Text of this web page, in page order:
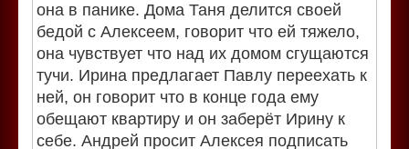
она в панике. Дома Таня делится своей
бедой с Алексеем, говорит что ей тяжело,
она чувствует что над их домом сгущаются
тучи. Ирина предлагает Павлу переехать к
ней, он говорит что в конце года ему
обещают квартиру и он заберёт Ирину к
себе. Андрей просит Алексея подписать